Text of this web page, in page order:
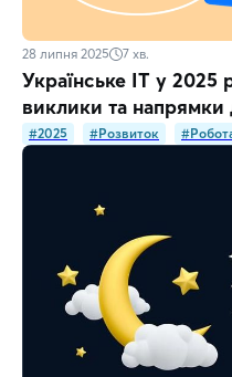
28 липня 2025 7 хв.
Українське IT у 2025
виклики та напрямки
#2025 #Розвиток